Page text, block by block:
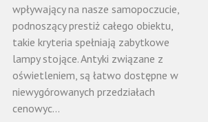
wpływający na nasze samopoczucie,
podnoszący prestiż całego obiektu,
takie kryteria spełniają zabytkowe
lampy stojące. Antyki związane z
oświetleniem, są łatwo dostępne w
niewygórowanych przedziałach
cenowyc...